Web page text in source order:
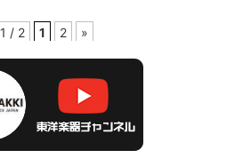
1 / 2 1 2 »